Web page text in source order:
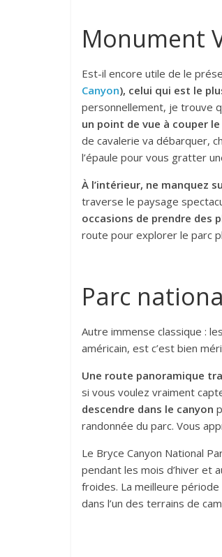
Monument
Est-il encore utile de le
Canyon), celui qui est le
personnellement, je trouve
un point de vue à couper
de cavalerie va débarquer,
l’épaule pour vous gratter
À l’intérieur, ne manquez
traverse le paysage
occasions de prendre des
route pour explorer le parc
Parc
Autre immense classique :
américain, est c’est bien
Une route panoramique
si vous voulez vraiment
descendre dans le canyon
randonnée du parc. Vous
Le Bryce Canyon National
pendant les mois d’hiver et
froides. La meilleure
dans l’un des terrains de